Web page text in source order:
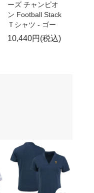
ーズ チャンピオ
ン Football Stack
Ｔシャツ - ゴー
10,440円(税込)